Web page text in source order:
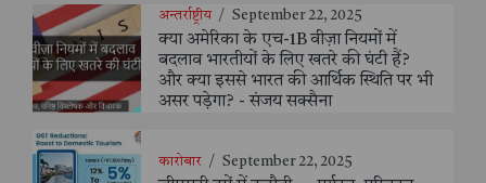
अन्तर्राष्ट्रीय / September 22, 2025
क्या अमेरिका के एच-1B वीज़ा नियमों में
बदलाव भारतीयों के लिए खतरे की घंटी हैं?
और क्या इससे भारत की आर्थिक स्थिति पर भी
असर पड़ेगा? - संजय सक्सैना
कारोबार / September 22, 2025